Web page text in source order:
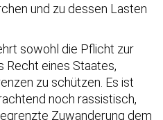
und zu dessen Lasten
sowohl die Pflicht zur
Recht eines Staates,
zu schützen. Es ist
noch rassistisch,
Zuwanderung dem